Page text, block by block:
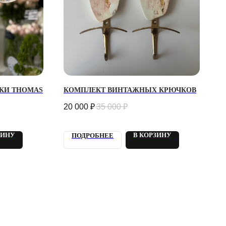
THOMAS
КОМПЛЕКТ ВИНТАЖНЫХ КРЮЧКОВ
20 000 ₽35 000 ₽
ПОДРОБНЕЕ В КОРЗИНУ